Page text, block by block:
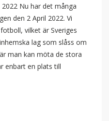
Nu har det många
den 2 April 2022. Vi
vilket är Sveriges
lag som slåss om
man kan möta de stora
enbart en plats till